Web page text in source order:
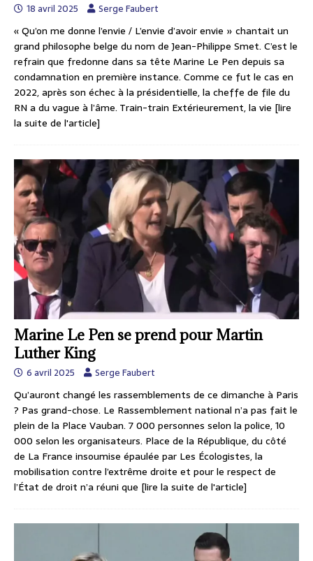
18 avril 2025 Serge Faubert
« Qu’on me donne l’envie / L’envie d’avoir envie » chantait un
grand philosophe belge du nom de Jean-Philippe Smet. C’est le
refrain que fredonne dans sa tête Marine Le Pen depuis sa
condamnation en première instance. Comme ce fut le cas en
2022, après son échec à la présidentielle, la cheffe de file du
RN a du vague à l’âme. Train-train Extérieurement, la vie [lire
la suite de l'article]
Marine Le Pen se prend pour Martin
Luther King
6 avril 2025 Serge Faubert
Qu’auront changé les rassemblements de ce dimanche à Paris
? Pas grand-chose. Le Rassemblement national n’a pas fait le
plein de la Place Vauban. 7 000 personnes selon la police, 10
000 selon les organisateurs. Place de la République, du côté
de La France insoumise épaulée par Les Écologistes, la
mobilisation contre l’extrême droite et pour le respect de
l’État de droit n’a réuni que [lire la suite de l'article]